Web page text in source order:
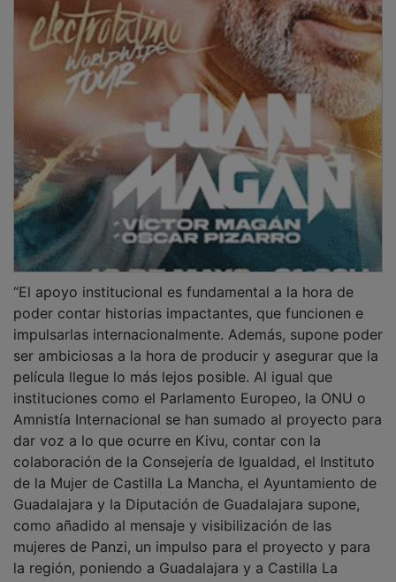
poder contar historias impactantes, que funcionen e
impulsarlas internacionalmente. Además, supone poder
ser ambiciosas a la hora de producir y asegurar que la
película llegue lo más lejos posible. Al igual que
instituciones como el Parlamento Europeo, la ONU o
Amnistía Internacional se han sumado al proyecto para
dar voz a lo que ocurre en Kivu, contar con la
colaboración de la Consejería de Igualdad, el Instituto
de la Mujer de Castilla La Mancha, el Ayuntamiento de
Guadalajara y la Diputación de Guadalajara supone,
como añadido al mensaje y visibilización de las
mujeres de Panzi, un impulso para el proyecto y para
la región, poniendo a Guadalajara y a Castilla La
Mancha en el mundo y, a su vez, a las cineastas y